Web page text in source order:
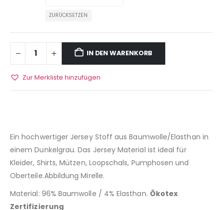
ZURÜCKSETZEN
IN DEN WARENKORB
Zur Merkliste hinzufügen
Ein hochwertiger Jersey Stoff aus Baumwolle/Elasthan in
einem Dunkelgrau. Das Jersey Material ist ideal für
Kleider, Shirts, Mützen, Loopschals, Pumphosen und
Oberteile.Abbildung Mirelle.
Material: 96% Baumwolle / 4% Elasthan. Ökotex
Zertifizierung